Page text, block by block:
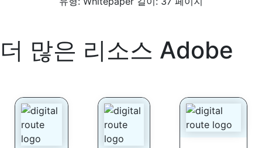
더 많은 리소스 Adobe